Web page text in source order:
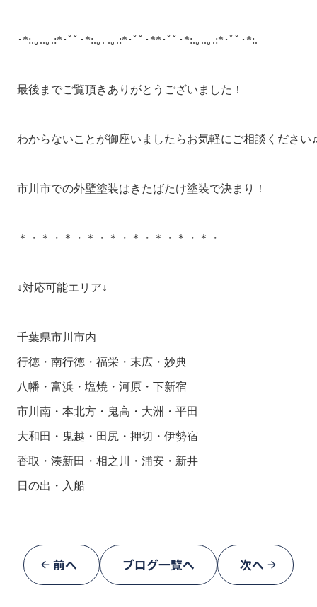
･*:.｡..｡.:*･ﾟﾟ･*:.｡. .｡.:*･ﾟﾟ･**･ﾟﾟ･*:.｡..｡.:*･ﾟﾟ･*:.
最後までご覧頂きありがとうございました！
わからないことが御座いましたらお気軽にご相談ください
市川市での外壁塗装はきたばたけ塗装で決まり！
＊・＊・＊・＊・＊・＊・＊・＊・＊・
↓対応可能エリア↓
千葉県市川市内
行徳・南行徳・福栄・末広・妙典
八幡・富浜・塩焼・河原・下新宿
市川南・本北方・鬼高・大洲・平田
大和田・鬼越・田尻・押切・伊勢宿
香取・湊新田・相之川・浦安・新井
日の出・入船
前へ ブログ一覧へ 次へ